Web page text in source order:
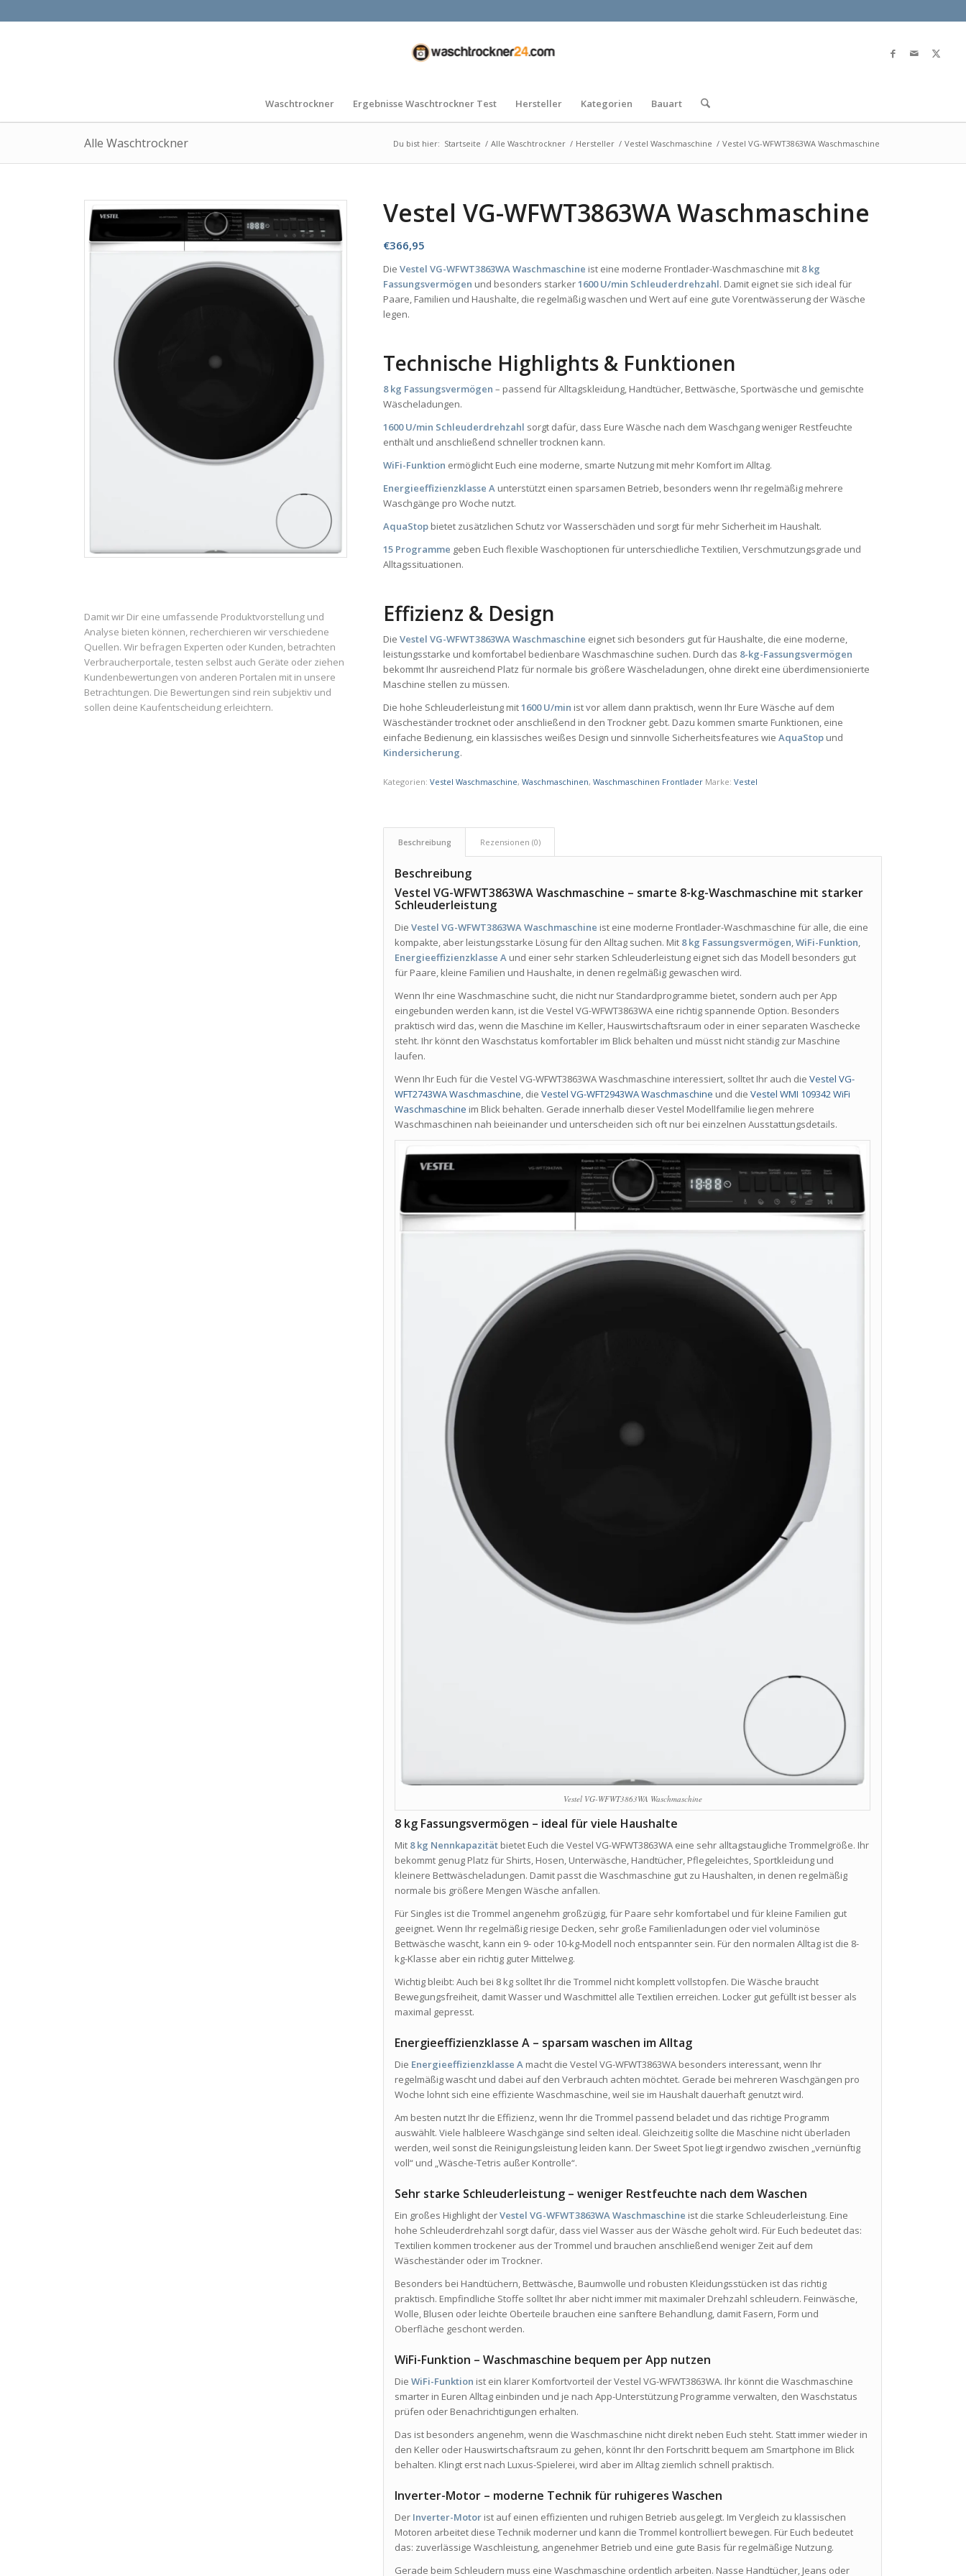
Waschtrockner Ergebnisse Waschtrockner Test Hersteller Kategorien Bauart
Alle Waschtrockner Du bist hier: Startseite / Alle Waschtrockner / Hersteller / Vestel Waschmaschine / Vestel VG-WFWT3863WA Waschmaschine
Damit wir Dir eine umfassende Produktvorstellung und
Analyse bieten können, recherchieren wir verschiedene
Quellen. Wir befragen Experten oder Kunden, betrachten
Verbraucherportale, testen selbst auch Geräte oder ziehen
Kundenbewertungen von anderen Portalen mit in unsere
Betrachtungen. Die Bewertungen sind rein subjektiv und
sollen deine Kaufentscheidung erleichtern.
Vestel VG-WFWT3863WA Waschmaschine
€366,95
DieVestel VG-WFWT3863WA Waschmaschine ist eine moderne Frontlader-Waschmaschine mit 8 kg
Fassungsvermögen und besonders starker1600 U/min Schleuderdrehzahl. Damit eignet sie sich ideal für
Paare, Familien und Haushalte, die regelmäßig waschen und Wert auf eine gute Vorentwässerung der Wäsche
legen.
Technische Highlights & Funktionen
8 kg Fassungsvermögen – passend für Alltagskleidung, Handtücher, Bettwäsche, Sportwäsche und gemischte
Wäscheladungen.
1600 U/min Schleuderdrehzahl sorgt dafür, dass Eure Wäsche nach dem Waschgang weniger Restfeuchte
enthält und anschließend schneller trocknen kann.
WiFi-Funktion ermöglicht Euch eine moderne, smarte Nutzung mit mehr Komfort im Alltag.
Energieeffizienzklasse A unterstützt einen sparsamen Betrieb, besonders wenn Ihr regelmäßig mehrere
Waschgänge pro Woche nutzt.
AquaStop bietet zusätzlichen Schutz vor Wasserschäden und sorgt für mehr Sicherheit im Haushalt.
15 Programme geben Euch flexible Waschoptionen für unterschiedliche Textilien, Verschmutzungsgrade und
Alltagssituationen.
Effizienz & Design
DieVestel VG-WFWT3863WA Waschmaschine eignet sich besonders gut für Haushalte, die eine moderne,
leistungsstarke und komfortabel bedienbare Waschmaschine suchen. Durch das 8-kg-Fassungsvermögen
bekommt Ihr ausreichend Platz für normale bis größere Wäscheladungen, ohne direkt eine überdimensionierte
Maschine stellen zu müssen.
Die hohe Schleuderleistung mit1600 U/min ist vor allem dann praktisch, wenn Ihr Eure Wäsche auf dem
Wäscheständer trocknet oder anschließend in den Trockner gebt. Dazu kommen smarte Funktionen, eine
einfache Bedienung, ein klassisches weißes Design und sinnvolle Sicherheitsfeatures wieAquaStop und
Kindersicherung.
Kategorien:Vestel Waschmaschine,Waschmaschinen,Waschmaschinen Frontlader Marke:Vestel
Beschreibung Rezensionen (0)
Beschreibung
Vestel VG-WFWT3863WA Waschmaschine – smarte 8-kg-Waschmaschine mit starker
Schleuderleistung
DieVestel VG-WFWT3863WA Waschmaschine ist eine moderne Frontlader-Waschmaschine für alle, die eine
kompakte, aber leistungsstarke Lösung für den Alltag suchen. Mit 8 kg Fassungsvermögen ,WiFi-Funktion
Energieeffizienzklasse A und einer sehr starken Schleuderleistung eignet sich das Modell besonders gut
für Paare, kleine Familien und Haushalte, in denen regelmäßig gewaschen wird.
Wenn Ihr eine Waschmaschine sucht, die nicht nur Standardprogramme bietet, sondern auch per App
eingebunden werden kann, ist die Vestel VG-WFWT3863WA eine richtig spannende Option. Besonders
praktisch wird das, wenn die Maschine im Keller, Hauswirtschaftsraum oder in einer separaten Waschecke
steht. Ihr könnt den Waschstatus komfortabler im Blick behalten und müsst nicht ständig zur Maschine
laufen.
Wenn Ihr Euch für die Vestel VG-WFWT3863WA Waschmaschine interessiert, solltet Ihr auch dieVestel VG-
WFT2743WA Waschmaschine, dieVestel VG-WFT2943WA Waschmaschine und dieVestel WMI 109342 WiFi
Waschmaschine im Blick behalten. Gerade innerhalb dieser Vestel Modellfamilie liegen mehrere
Waschmaschinen nah beieinander und unterscheiden sich oft nur bei einzelnen Ausstattungsdetails.
Vestel VG-WFWT3863WA Waschmaschine
8 kg Fassungsvermögen – ideal für viele Haushalte
Mit 8 kg Nennkapazität bietet Euch die Vestel VG-WFWT3863WA eine sehr alltagstaugliche Trommelgröße. Ihr
bekommt genug Platz für Shirts, Hosen, Unterwäsche, Handtücher, Pflegeleichtes, Sportkleidung und
kleinere Bettwäscheladungen. Damit passt die Waschmaschine gut zu Haushalten, in denen regelmäßig
normale bis größere Mengen Wäsche anfallen.
Für Singles ist die Trommel angenehm großzügig, für Paare sehr komfortabel und für kleine Familien gut
geeignet. Wenn Ihr regelmäßig riesige Decken, sehr große Familienladungen oder viel voluminöse
Bettwäsche wascht, kann ein 9- oder 10-kg-Modell noch entspannter sein. Für den normalen Alltag ist die 8-
kg-Klasse aber ein richtig guter Mittelweg.
Wichtig bleibt: Auch bei 8 kg solltet Ihr die Trommel nicht komplett vollstopfen. Die Wäsche braucht
Bewegungsfreiheit, damit Wasser und Waschmittel alle Textilien erreichen. Locker gut gefüllt ist besser als
maximal gepresst.
Energieeffizienzklasse A – sparsam waschen im Alltag
Die Energieeffizienzklasse A macht die Vestel VG-WFWT3863WA besonders interessant, wenn Ihr
regelmäßig wascht und dabei auf den Verbrauch achten möchtet. Gerade bei mehreren Waschgängen pro
Woche lohnt sich eine effiziente Waschmaschine, weil sie im Haushalt dauerhaft genutzt wird.
Am besten nutzt Ihr die Effizienz, wenn Ihr die Trommel passend beladet und das richtige Programm
auswählt. Viele halbleere Waschgänge sind selten ideal. Gleichzeitig sollte die Maschine nicht überladen
werden, weil sonst die Reinigungsleistung leiden kann. Der Sweet Spot liegt irgendwo zwischen „vernünftig
voll“ und „Wäsche-Tetris außer Kontrolle“.
Sehr starke Schleuderleistung – weniger Restfeuchte nach dem Waschen
Ein großes Highlight derVestel VG-WFWT3863WA Waschmaschine ist die starke Schleuderleistung. Eine
hohe Schleuderdrehzahl sorgt dafür, dass viel Wasser aus der Wäsche geholt wird. Für Euch bedeutet das:
Textilien kommen trockener aus der Trommel und brauchen anschließend weniger Zeit auf dem
Wäscheständer oder im Trockner.
Besonders bei Handtüchern, Bettwäsche, Baumwolle und robusten Kleidungsstücken ist das richtig
praktisch. Empfindliche Stoffe solltet Ihr aber nicht immer mit maximaler Drehzahl schleudern. Feinwäsche,
Wolle, Blusen oder leichte Oberteile brauchen eine sanftere Behandlung, damit Fasern, Form und
Oberfläche geschont werden.
WiFi-Funktion – Waschmaschine bequem per App nutzen
DieWiFi-Funktion ist ein klarer Komfortvorteil der Vestel VG-WFWT3863WA. Ihr könnt die Waschmaschine
smarter in Euren Alltag einbinden und je nach App-Unterstützung Programme verwalten, den Waschstatus
prüfen oder Benachrichtigungen erhalten.
Das ist besonders angenehm, wenn die Waschmaschine nicht direkt neben Euch steht. Statt immer wieder in
den Keller oder Hauswirtschaftsraum zu gehen, könnt Ihr den Fortschritt bequem am Smartphone im Blick
behalten. Klingt erst nach Luxus-Spielerei, wird aber im Alltag ziemlich schnell praktisch.
Inverter-Motor – moderne Technik für ruhigeres Waschen
Der Inverter-Motor ist auf einen effizienten und ruhigen Betrieb ausgelegt. Im Vergleich zu klassischen
Motoren arbeitet diese Technik moderner und kann die Trommel kontrolliert bewegen. Für Euch bedeutet
das: zuverlässige Waschleistung, angenehmer Betrieb und eine gute Basis für regelmäßige Nutzung.
Gerade beim Schleudern muss eine Waschmaschine ordentlich arbeiten. Nasse Handtücher, Jeans oder